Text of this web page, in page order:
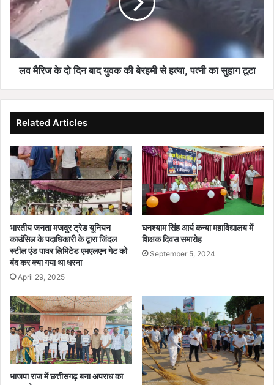
दिन
बाद
युवक
की
बेरहमी
सुहाग
टूटा
लव मैरिज के दो दिन बाद युवक की बेरहमी से हत्या, पत्नी का सुहाग टूटा
Related Articles
भारतीय जनता मजदूर ट्रेड यूनियन
काउंसिल के पदाधिकारी के द्वारा जिंदल
स्टील एंड पावर लिमिटेड एमएलएन गेट को
बंद कर क्या गया था धरना
April 29, 2025
घनश्याम सिंह आर्य कन्या महाविद्यालय में
शिक्षक दिवस समारोह
September 5, 2024
भाजपा राज में छत्तीसगढ़ बना अपराध का